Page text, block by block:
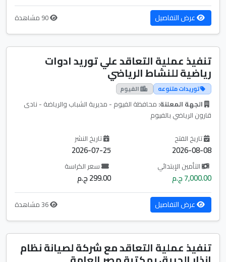
عرض التفاصيل
تنفيذ عملية التعاقد علي توريد ادوات
رياضية للنشاط الرياضي
توريدات متنوعه الفيوم
الجهة المعلنة: محافظة الفيوم - مديرية الشباب والرياضة - نادى
قارون الرياضي بالفيوم
تاريخ الفتح
2026-08-08
تاريخ النشر
2026-07-25
التأمين الإبتدائي
7,000.00 ج.م
سعر الكراسة
299.00 ج.م
عرض التفاصيل
تنفيذ عملية التعاقد مع شركة لصيانة نظام